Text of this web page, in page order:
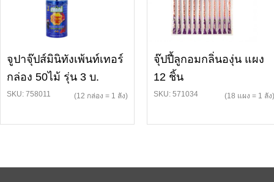
จูปาจุ๊ปส์มินิทังเพ้นท์เทอร์
กล่อง 50ไม้ รุ่น 3 บ.
SKU: 758011 (12 กล่อง = 1 ลัง)
จุ๊ปปี้ลูกอมกลิ่นองุ่น แผง
12 ชิ้น
SKU: 571034 (18 แผง = 1 ลัง)